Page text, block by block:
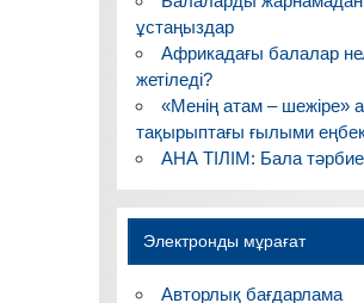
ұстаңыздар
Африкадағы балалар
жетіледі?
«Менің атам – шежіре»
тақырыптағы ғылыми
АНА ТІЛІМ: Бала
Электронды мұрағат
Авторлық бағдарлама